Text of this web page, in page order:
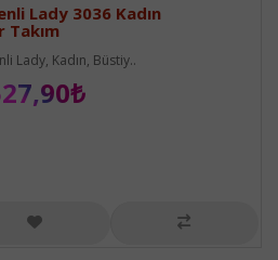
Lady 3036 Kadın
Takım
Lady, Kadın, Büstiy..